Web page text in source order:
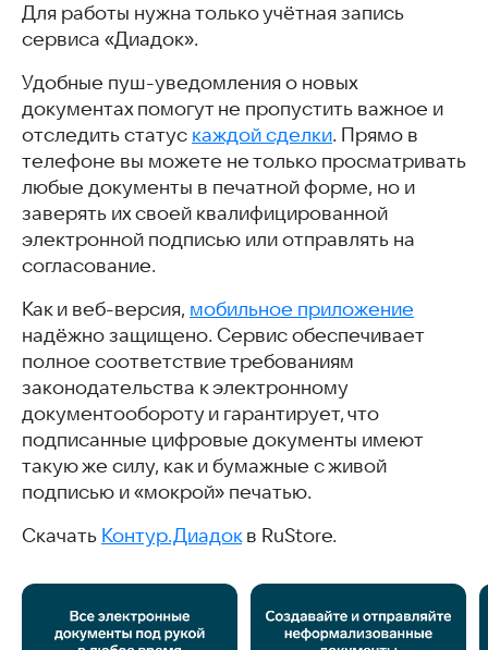
Для работы нужна только учётная запись
сервиса «Диадок».
Удобные пуш-уведомления о новых
документах помогут не пропустить важное и
отследить статус каждой сделки. Прямо в
телефоне вы можете не только просматривать
любые документы в печатной форме, но и
заверять их своей квалифицированной
электронной подписью или отправлять на
согласование.
Как и веб-версия, мобильное приложение
надёжно защищено. Сервис обеспечивает
полное соответствие требованиям
законодательства к электронному
документообороту и гарантирует, что
подписанные цифровые документы имеют
такую же силу, как и бумажные с живой
подписью и «мокрой» печатью.
Скачать Контур.Диадокв RuStore.